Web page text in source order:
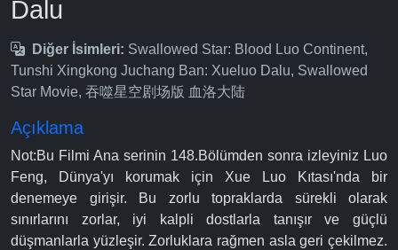
Dalu
Diğer İsimleri: Swallowed Star: Blood Luo Continent,
Tunshi Xingkong Juchang Ban: Xueluo Dalu, Swallowed
Star Movie, 吞噬星空剧场版 血洛大陆
Açıklama
Not:Bu Filmi Ana serinin 148.Bölümden sonra izleyiniz Luo
Feng, Dünya'yı korumak için Xue Luo Kıtası'nda bir
denemeye girişir. Bu zorlu topraklarda sürekli olarak
sınırlarını zorlar, iyi kalpli dostlarla tanışır ve güçlü
düşmanlarla yüzleşir. Zorluklara rağmen asla geri çekilmez.